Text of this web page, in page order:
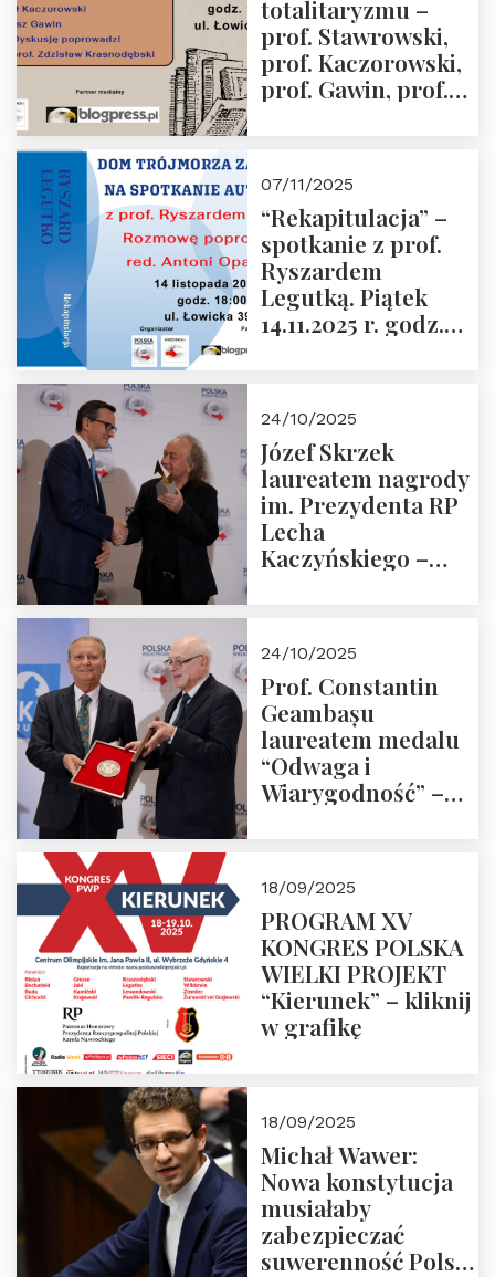
grudnia 2025 r.
godz. 18:00.
totalitaryzmu –
prof. Stawrowski,
prof. Kaczorowski,
prof. Gawin, prof.
07/11/2025
“Rekapitulacja” –
spotkanie z prof.
Ryszardem
Legutką. Piątek
14.11.2025 r. godz.
24/10/2025
Józef Skrzek
laureatem nagrody
im. Prezydenta RP
Lecha
Kaczyńskiego –
24/10/2025
Prof. Constantin
Geambașu
laureatem medalu
“Odwaga i
Wiarygodność” –
18/09/2025
PROGRAM XV
KONGRES POLSKA
WIELKI PROJEKT
“Kierunek” – kliknij
w grafikę
18/09/2025
Michał Wawer:
Nowa konstytucja
musiałaby
zabezpieczać
suwerenność Polski